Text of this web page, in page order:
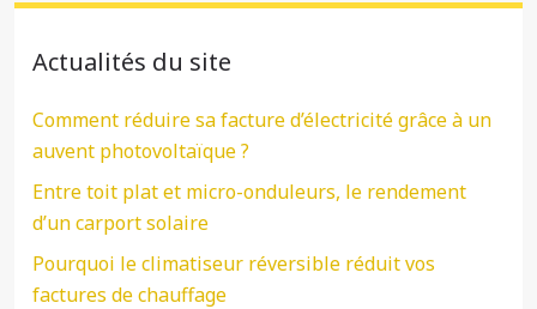
Actualités du site
Comment réduire sa facture d’électricité grâce à un
auvent photovoltaïque ?
Entre toit plat et micro-onduleurs, le rendement
d’un carport solaire
Pourquoi le climatiseur réversible réduit vos
factures de chauffage